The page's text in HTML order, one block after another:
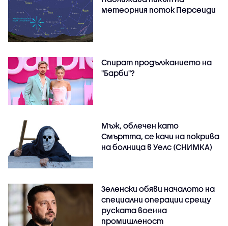
метеорния поток Персеиди
Спират продължанието на
"Барби"?
Мъж, облечен като
Смъртта, се качи на покрива
на болница в Уелс (СНИМКА)
Зеленски обяви началото на
специални операции срещу
руската военна
промишленост